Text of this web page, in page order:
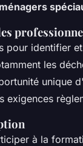
pour identifier
les
unique
exigences
à la